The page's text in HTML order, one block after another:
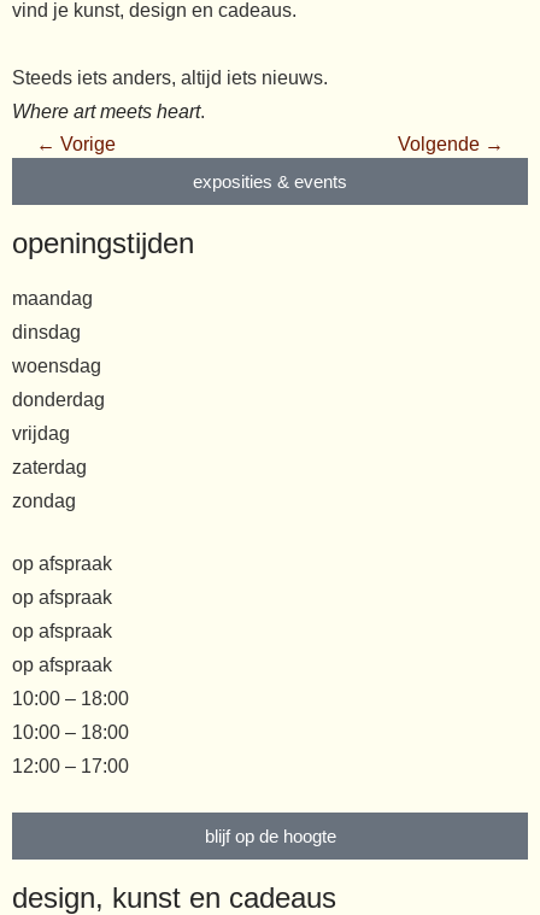
← Vorige Volgende →
vind je kunst, design en cadeaus.
Steeds iets anders, altijd iets nieuws.
Where art meets heart.
exposities & events
openingstijden
maandag
dinsdag
woensdag
donderdag
vrijdag
zaterdag
zondag
op afspraak
op afspraak
op afspraak
op afspraak
10:00 – 18:00
10:00 – 18:00
12:00 – 17:00
blijf op de hoogte
design, kunst en cadeaus